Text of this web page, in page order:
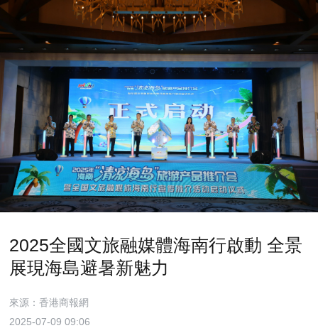
2025全國文旅融媒體海南行啟動 全景
展現海島避暑新魅力
來源：香港商報網
2025-07-09 09:06